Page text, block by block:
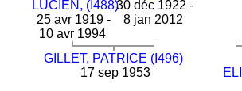
LUCIEN, (I488)
25 avr 1919 -
10 avr 1994
30 déc 1922 -
8 jan 2012
GILLET, PATRICE (I496)
17 sep 1953